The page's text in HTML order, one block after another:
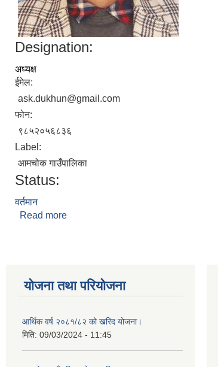
Designation:
अध्यक्ष
ईमेल:
ask.dukhun@gmail.com
फोन:
९८५२०५६८३६
Label:
आमचोक गाउँपालिका
Status:
वर्तमान
Read more
योजना तथा परियोजना
आर्थिक वर्ष २०८१/८२ को खरिद योजना।
मिति: 09/03/2024 - 11:45